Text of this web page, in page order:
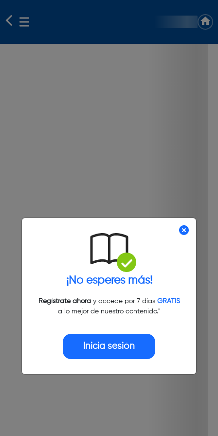
¡No esperes más!
Regístrate ahoray accede por 7 días GRATIS
a lo mejor de nuestro contenido."
Inicia sesión